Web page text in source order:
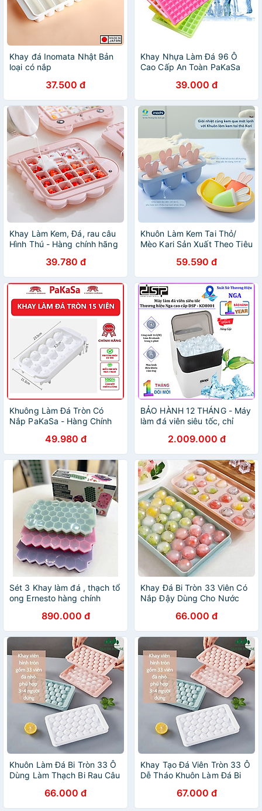
Khay đá Inomata Nhật Bản
loại có nắp
37.500 đ
Khay Nhựa Làm Đá 96 Ô
Cao Cấp An Toàn PaKaSa
39.000 đ
Khay Làm Kem, Đá, rau câu
Hình Thú - Hàng chính hãng
39.780 đ
Khuôn Làm Kem Tai Thỏ/
Mèo Kari Sản Xuất Theo Tiêu
Cho Sức Khỏe - Chính hãng
Inochi ( Tặng kèm khăn lau
PaKaSa) Giao màu ngẫu
nhiên
59.590 đ
Khuông Làm Đá Tròn Có
Nắp PaKaSa - Hàng Chính
49.980 đ
BẢO HÀNH 12 THÁNG - Máy
làm đá viên siêu tốc, chỉ
Nga cao cấp DSP - KD8001
2.009.000 đ
Sét 3 Khay làm đá , thạch tổ
ong Ernesto hàng chính
890.000 đ
Khay Đá Bi Tròn 33 Viên Có
Nắp Đậy Dùng Cho Nước
66.000 đ
Khuôn Làm Đá Bi Tròn 33 Ô
Dùng Làm Thạch Bi Rau Câu
66.000 đ
Khay Tạo Đá Viên Tròn 33 Ô
Dễ Tháo Khuôn Làm Đá Bi
67.000 đ